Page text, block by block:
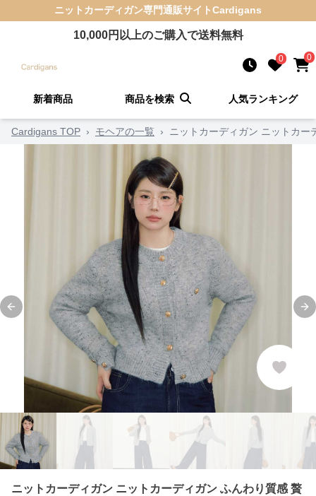
ニットカーディガン専門通販サイトCardigans
10,000円以上のご購入で送料無料
0 0
新着商品 商品を検索 人気ランキング
Cardigans TOP › モヘアの一覧 › ニットカーディガン ニットカ
Previous slide
ニットカーディガン ニットカーディガン ふんわり質感 贅